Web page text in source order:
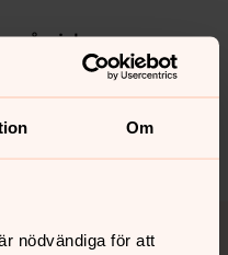
Om
nödvändiga för att
på sidans